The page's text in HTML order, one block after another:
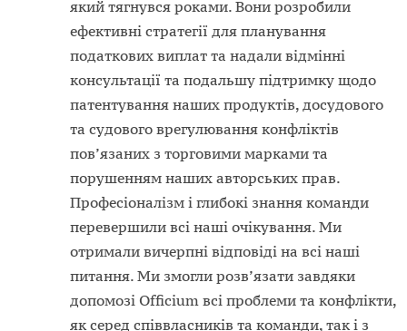
який тягнувся роками. Вони розробили
ефективні стратегії для планування
податкових виплат та надали відмінні
консультації та подальшу підтримку щодо
патентування наших продуктів, досудового
та судового врегулювання конфліктів
пов’язаних з торговими марками та
порушенням наших авторських прав.
Професіоналізм і глибокі знання команди
перевершили всі наші очікування. Ми
отримали вичерпні відповіді на всі наші
питання. Ми змогли розв’язати завдяки
допомозі Officium всі проблеми та конфлікти,
як серед співвласників та команди, так і з